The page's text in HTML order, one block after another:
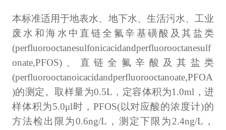
本标准适用于地表水、地下水、生活污水、工业
废水和海水中直链全氟辛基磺酸及其盐类
(perfluorooctanesulfonicacidandperfluorooctanesulf
onate,PFOS)、直链全氟辛酸及其盐类
(perfluorooctanoicacidandperfluorooctanoate,PFOA
)的测定。取样量为0.5L，定容体积为1.0ml，进
样体积为5.0μl时，PFOS(以对应酸的浓度计)的
方法检出限为0.6ng/L，测定下限为2.4ng/L，